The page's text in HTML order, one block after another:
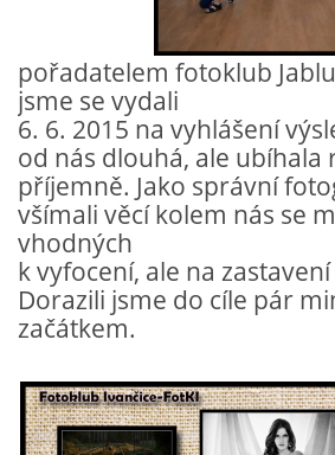
Fotoklub Ivančice - FotKI, z. s.
Mezírka 321/3
Ivančice, 664 91
IČO: 22877568
č.ú. 2501857810/2010
kontaktní osoba:
Petr Kudláček, předseda
fotki(@)fotoklub-ivancice(.)cz
Tel.: +420_77_67_09_017
© 2026 eStránky.cz |WebSlice
pořadatelem fotoklub
jsme se vydali
6. 6. 2015 na vyhlášení
od nás dlouhá, ale ubíhala
příjemně. Jako správní
všímali věcí kolem nás se
vhodných
k vyfocení, ale na
Dorazili jsme do cíle pár
začátkem.